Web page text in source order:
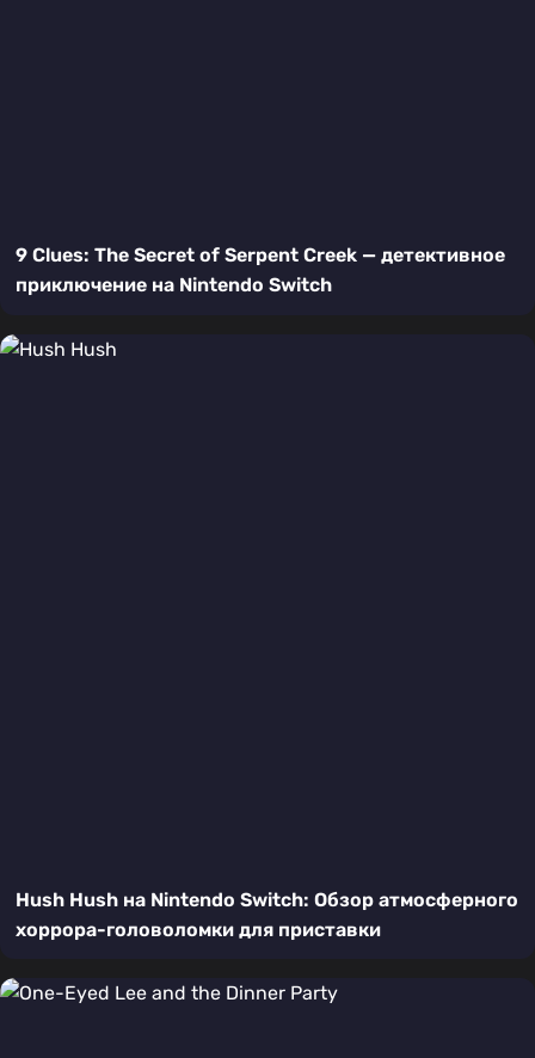
9 Clues: The Secret of Serpent Creek — детективное
приключение на Nintendo Switch
Hush Hush на Nintendo Switch: Обзор атмосферного
хоррора-головоломки для приставки